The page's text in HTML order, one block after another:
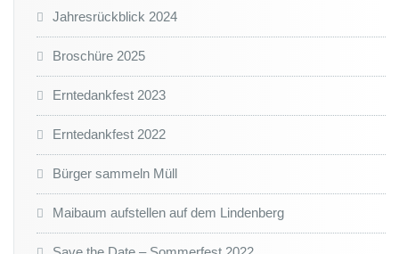
Jahresrückblick 2024
Broschüre 2025
Erntedankfest 2023
Erntedankfest 2022
Bürger sammeln Müll
Maibaum aufstellen auf dem Lindenberg